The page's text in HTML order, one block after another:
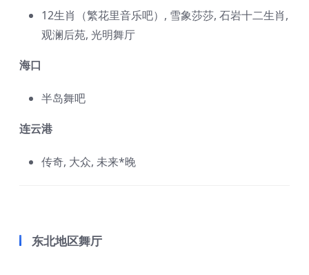
12生肖（繁花里音乐吧）, 雪象莎莎, 石岩十二生肖,
观澜后苑, 光明舞厅
海口
半岛舞吧
连云港
传奇, 大众, 未来*晚
东北地区舞厅